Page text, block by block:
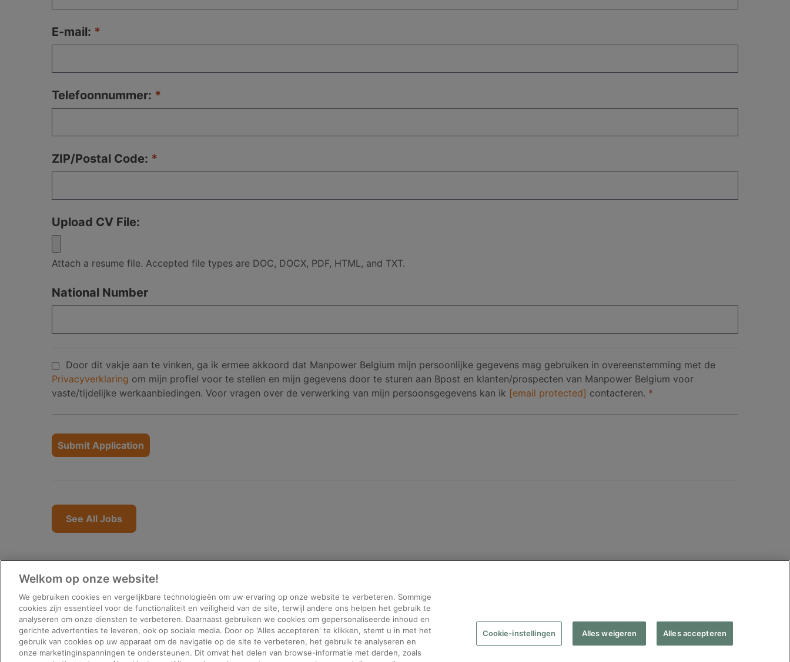
E-mail:
Telefoonnummer:
ZIP/Postal Code:
Upload CV File:
Attach a resume file. Accepted file types are DOC, DOCX, PDF, HTML, and TXT.
National Number
Door dit vakje aan te vinken, ga ik ermee akkoord dat Manpower Belgium mijn persoonlijke gegevens mag gebruiken in overeenstemming met de
Privacyverklaring om mijn profiel voor te stellen en mijn gegevens door te sturen aan Bpost en klanten/prospecten van Manpower Belgium voor
vaste/tijdelijke werkaanbiedingen. Voor vragen over de verwerking van mijn persoonsgegevens kan ik [email protected] contacteren. *
People
looking
not
put
here.
See All Jobs
Vragen over werken bij bpost?
Neem gerust contact op met onze recruiters:
[email protected]of bel naar 080024343
Mijn gdpr-rechten|Privacy Beleid|Privacy notice bpost|FAQ bpost
Welkom op onze website!
We gebruiken cookies en vergelijkbare technologieën om uw ervaring op onze website te verbeteren. Sommige
cookies zijn essentieel voor de functionaliteit en veiligheid van de site, terwijl andere ons helpen het gebruik te
analyseren om onze diensten te verbeteren. Daarnaast gebruiken we cookies om gepersonaliseerde inhoud en
gerichte advertenties te leveren, ook op sociale media. Door op 'Alles accepteren' te klikken, stemt u in met het
gebruik van cookies op uw apparaat om de navigatie op de site te verbeteren, het gebruik te analyseren en
onze marketinginspanningen te ondersteunen. Dit omvat het delen van browse-informatie met derden, zoals
Cookie-instellingen Alles weigeren Alles accepteren